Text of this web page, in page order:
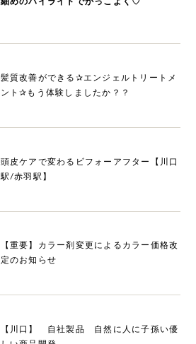
髪質改善ができる✰エンジェルトリートメ
ント✰もう体験しましたか？？
頭皮ケアで変わるビフォーアフター【川口
駅/赤羽駅】
【重要】カラー剤変更によるカラー価格改
定のお知らせ
【川口】 自社製品 自然に人に子孫い優